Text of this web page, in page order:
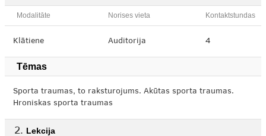
Modalitāte Norises vieta Kontaktstundas
Klātiene Auditorija 4
Tēmas
Sporta traumas, to raksturojums. Akūtas sporta traumas.
Hroniskas sporta traumas
Lekcija